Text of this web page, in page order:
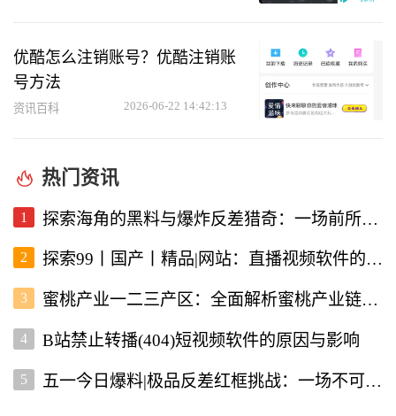
优酷怎么注销账号？优酷注销账
号方法
资讯百科 2026-06-22 14:42:13
热门资讯
1 探索海角的黑料与爆炸反差猎奇：一场前所未有的直播视频体验
2 探索99丨国产丨精品|网站：直播视频软件的新选择
3 蜜桃产业一二三产区：全面解析蜜桃产业链的现状与未来
4 B站禁止转播(404)短视频软件的原因与影响
5 五一今日爆料|极品反差红框挑战：一场不可错过的直播盛宴